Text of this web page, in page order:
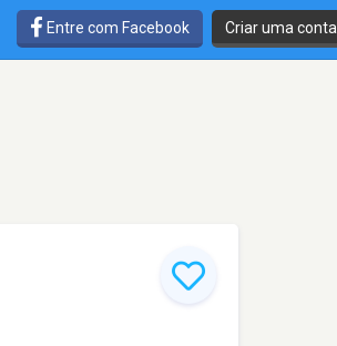
Entre com Facebook Criar uma conta